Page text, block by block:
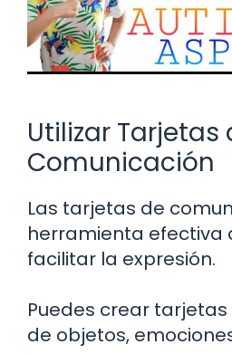
Utilizar Tarjetas
Comunicación
Las tarjetas de
herramienta efectiva
facilitar la expresión.
Puedes crear
de objetos,